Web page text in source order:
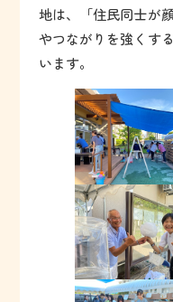
地は、「住民同士が
やつながりを強くす
います。